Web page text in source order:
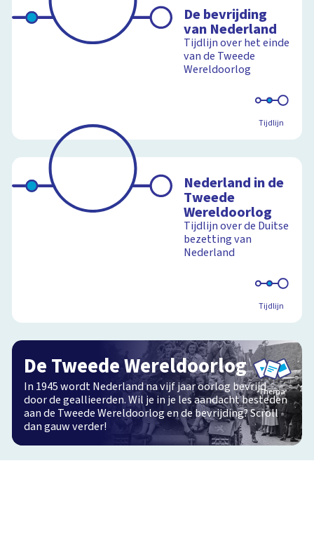
De bevrijding
van Nederland
Tijdlijn over het einde
van de Tweede
Wereldoorlog
Tijdlijn
Nederland in de
Tweede
Wereldoorlog
Tijdlijn over de Duitse
bezetting van
Nederland
Tijdlijn
De Tweede Wereldoorlog
In 1945 wordt Nederland na vijf jaar oorlog bevrijd
door de geallieerden. Wil je in je les aandacht besteden
aan de Tweede Wereldoorlog en de bevrijding? Scroll
dan gauw verder!
Thema